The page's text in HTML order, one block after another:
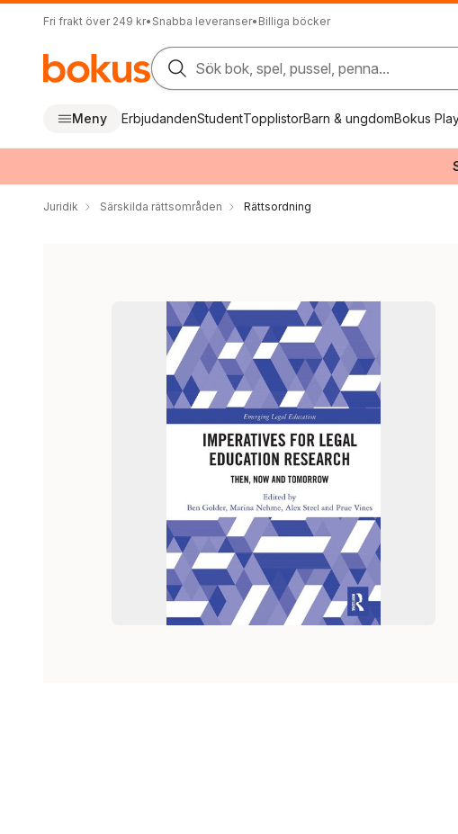
Fri frakt över 249 kr• Snabba leveranser• Billiga böcker
Sök bok, spel, pussel, penna...
Meny ErbjudandenStudentTopplistorBarn & ungdomBokus
Juridik Särskilda rättsområden Rättsordning